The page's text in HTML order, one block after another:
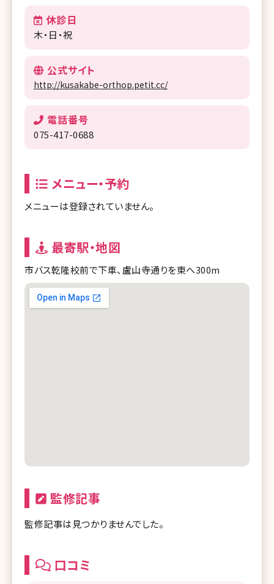
休診日
木・日・祝
公式サイト
http://kusakabe-orthop.petit.cc/
電話番号
075-417-0688
メニュー・予約
メニューは登録されていません。
最寄駅・地図
市バス乾隆校前で下車、盧山寺通りを東へ300m
監修記事
監修記事は見つかりませんでした。
口コミ